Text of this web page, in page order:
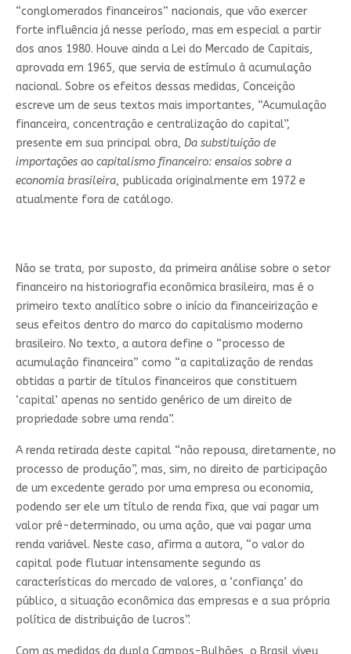
“conglomerados financeiros” nacionais, que vão exercer
forte influência já nesse período, mas em especial a partir
dos anos 1980. Houve ainda a Lei do Mercado de Capitais,
aprovada em 1965, que servia de estímulo à acumulação
nacional. Sobre os efeitos dessas medidas, Conceição
escreve um de seus textos mais importantes, “Acumulação
financeira, concentração e centralização do capital”,
presente em sua principal obra, Da substituição de
importações ao capitalismo financeiro: ensaios sobre a
economia brasileira, publicada originalmente em 1972 e
atualmente fora de catálogo.
Não se trata, por suposto, da primeira análise sobre o setor
financeiro na historiografia econômica brasileira, mas é o
primeiro texto analítico sobre o início da financeirização e
seus efeitos dentro do marco do capitalismo moderno
brasileiro. No texto, a autora define o “processo de
acumulação financeira” como “a capitalização de rendas
obtidas a partir de títulos financeiros que constituem
‘capital’ apenas no sentido genérico de um direito de
propriedade sobre uma renda”.
A renda retirada deste capital “não repousa, diretamente, no
processo de produção”, mas, sim, no direito de participação
de um excedente gerado por uma empresa ou economia,
podendo ser ele um título de renda fixa, que vai pagar um
valor pré-determinado, ou uma ação, que vai pagar uma
renda variável. Neste caso, afirma a autora, “o valor do
capital pode flutuar intensamente segundo as
características do mercado de valores, a ‘confiança’ do
público, a situação econômica das empresas e a sua própria
política de distribuição de lucros”.
Com as medidas da dupla Campos-Bulhões, o Brasil viveu